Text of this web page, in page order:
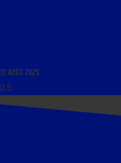
13 AOÛT 2025